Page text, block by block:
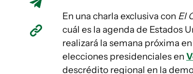
En una charla exclusiva con El
cuál es la agenda de Estados
realizará la semana próxima en
elecciones presidenciales en
descrédito regional en la